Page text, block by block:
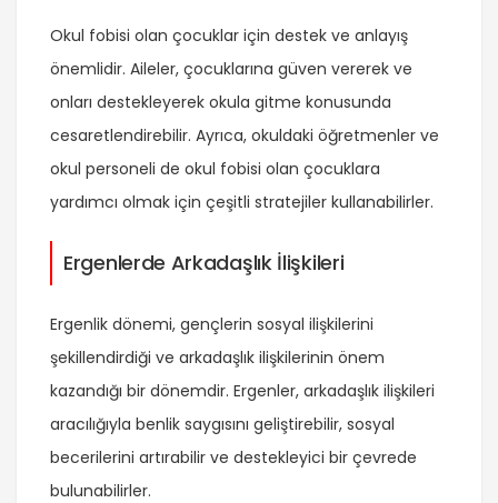
Okul fobisi olan çocuklar için destek ve anlayış
önemlidir. Aileler, çocuklarına güven vererek ve
onları destekleyerek okula gitme konusunda
cesaretlendirebilir. Ayrıca, okuldaki öğretmenler ve
okul personeli de okul fobisi olan çocuklara
yardımcı olmak için çeşitli stratejiler kullanabilirler.
Ergenlerde Arkadaşlık İlişkileri
Ergenlik dönemi, gençlerin sosyal ilişkilerini
şekillendirdiği ve arkadaşlık ilişkilerinin önem
kazandığı bir dönemdir. Ergenler, arkadaşlık ilişkileri
aracılığıyla benlik saygısını geliştirebilir, sosyal
becerilerini artırabilir ve destekleyici bir çevrede
bulunabilirler.